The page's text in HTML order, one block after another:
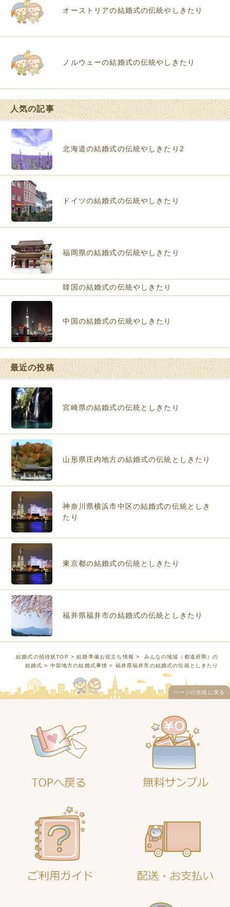
オーストリアの結婚式の伝統やしきたり
ノルウェーの結婚式の伝統やしきたり
人気の記事
北海道の結婚式の伝統やしきたり2
ドイツの結婚式の伝統やしきたり
福岡県の結婚式の伝統やしきたり
韓国の結婚式の伝統やしきたり
中国の結婚式の伝統やしきたり
最近の投稿
宮崎県の結婚式の伝統としきたり
山形県庄内地方の結婚式の伝統としきたり
神奈川県横浜市中区の結婚式の伝統としき
たり
東京都の結婚式の伝統としきたり
福井県福井市の結婚式の伝統としきたり
結婚式の招待状TOP >結婚準備お役立ち情報 > みんなの地域（都道府県）の
結婚式 > 中部地方の結婚式事情 > 福井県福井市の結婚式の伝統としきたり
ページの先頭に戻る